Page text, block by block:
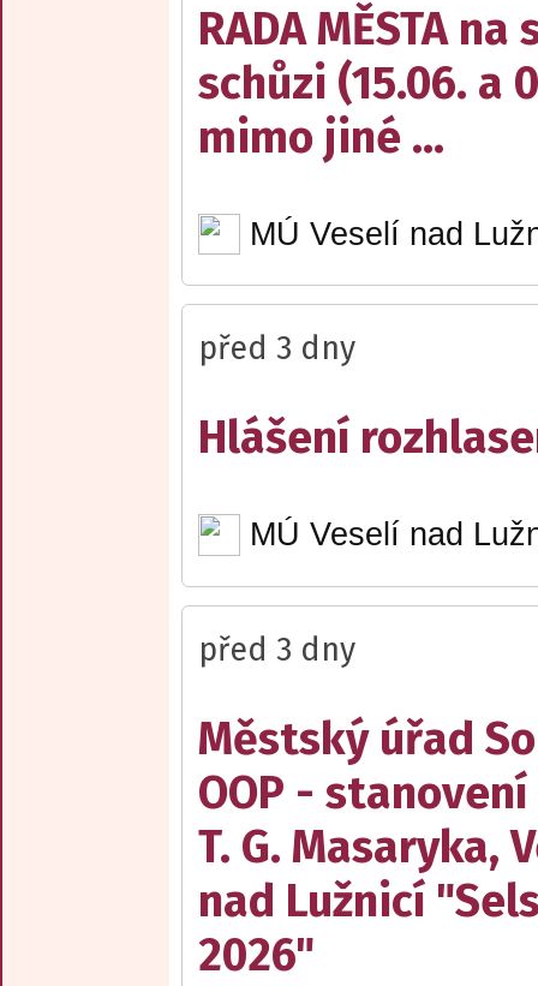
RADA MĚSTA na
schůzi (15.06. a
mimo jiné ...
MÚ Veselí nad
před 3 dny
Hlášení
MÚ Veselí nad
před 3 dny
Městský úřad
OOP -
T. G. Masaryka,
nad Lužnicí
2026"